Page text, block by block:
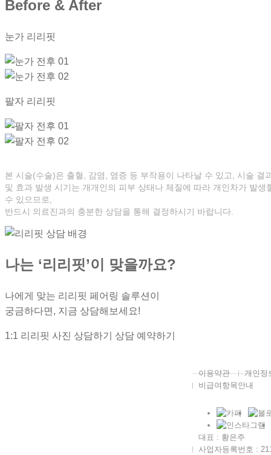
Before & After
눈가 리리핏
팔자 리리핏
본 시술(수술)은 출혈, 감염, 염증 등 부작용이 나타날 수 있고, 시술 결
및 효과 발생 시기는 개개인의 피부 상태나 체질에 따라 개인차가 발생
수 있으므로,
반드시 의료진과의 충분한 상담을 통해 결정하시기 바랍니다.
나는 ‘리리핏’이 맞을까요?
나에게 맞는 리리핏 페어링 솔루션이
궁금하다면, 지금 상담해보세요!
1:1 리리핏 사진 상담하기 상담 예약하기
이용약관
개인정
비급여항목안내
대표 : 황은주
사업자등록번호 :